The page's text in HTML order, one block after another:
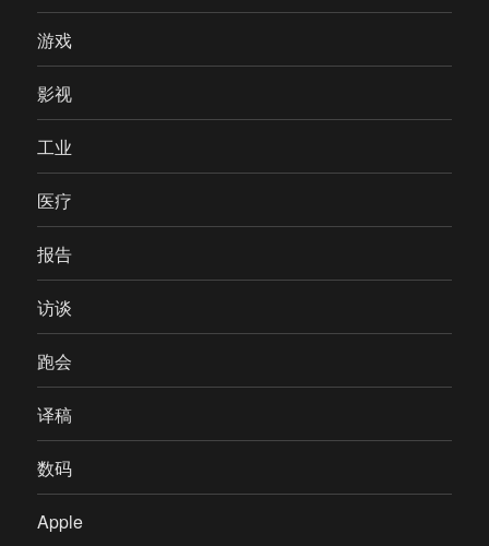
游戏
影视
工业
医疗
报告
访谈
跑会
译稿
数码
Apple